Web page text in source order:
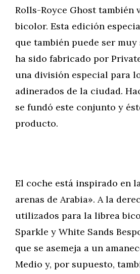
Rolls-Royce Ghost también
bicolor. Esta edición
que también puede ser
ha sido fabricado por
una división especial para
adinerados de la ciudad.
se fundó este conjunto y
producto.
El coche está inspirado en
arenas de Arabia». A la
utilizados para la librea
Sparkle y White Sands
que se asemeja a un
Medio y, por supuesto,